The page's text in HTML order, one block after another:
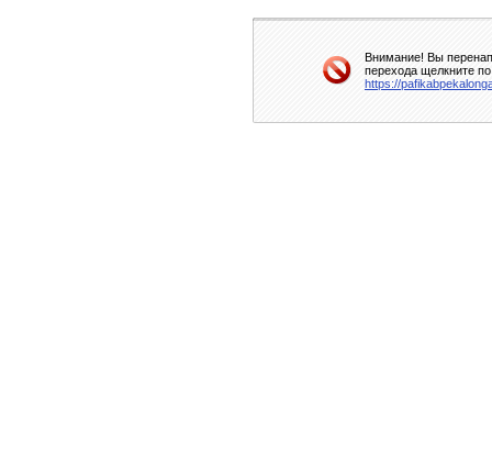
Внимание! Вы
перехода щелкните
https://